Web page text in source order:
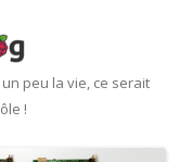
peu la vie, ce serait
!